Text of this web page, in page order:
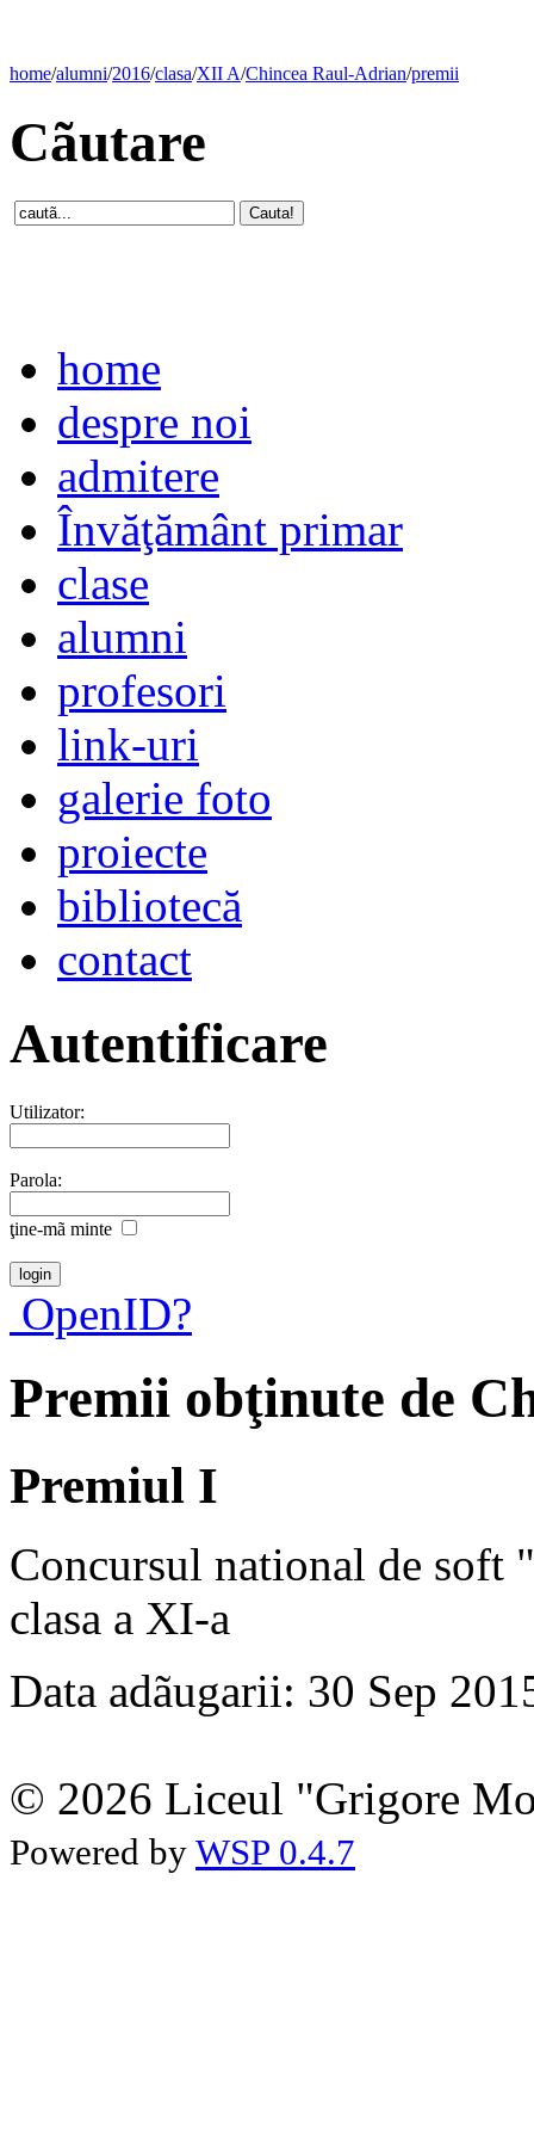
home/alumni/2016/clasa/XII A/Chincea Raul-Adrian/premii
Cãutare
home
despre noi
admitere
Învăţământ primar
clase
alumni
profesori
link-uri
galerie foto
proiecte
bibliotecă
contact
Autentificare
Utilizator:
Parola:
ţine-mã minte
OpenID?
Premii obţinute de
Premiul I
Concursul national de
clasa a XI-a
Data adãugarii: 30 Sep
© 2026 Liceul "Grigore
Powered by WSP 0.4.7